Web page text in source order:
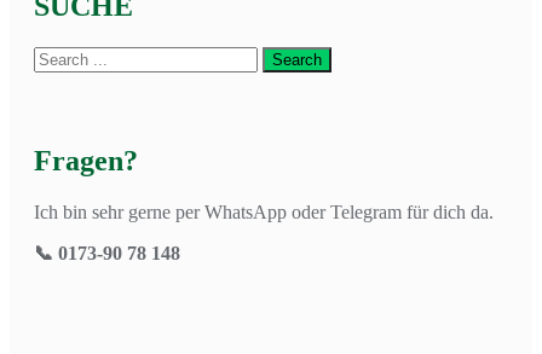
Fragen?
Ich bin sehr gerne per WhatsApp oder Telegram für dich da.
📞 0173-90 78 148